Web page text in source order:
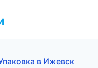
в Ижевск